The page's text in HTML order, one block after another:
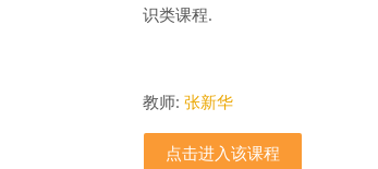
识类课程.
教师:张新华
点击进入该课程